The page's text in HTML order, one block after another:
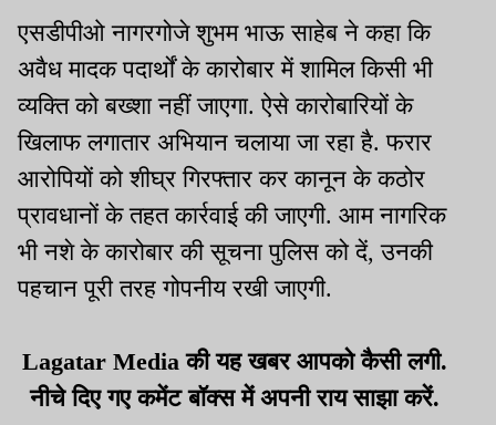
एसडीपीओ नागरगोजे शुभम भाऊ साहेब ने कहा कि
अवैध मादक पदार्थों के कारोबार में शामिल किसी भी
व्यक्ति को बख्शा नहीं जाएगा. ऐसे कारोबारियों के
खिलाफ लगातार अभियान चलाया जा रहा है. फरार
आरोपियों को शीघ्र गिरफ्तार कर कानून के कठोर
प्रावधानों के तहत कार्रवाई की जाएगी. आम नागरिक
भी नशे के कारोबार की सूचना पुलिस को दें, उनकी
पहचान पूरी तरह गोपनीय रखी जाएगी.
Lagatar Media की यह खबर आपको कैसी लगी.
नीचे दिए गए कमेंट बॉक्स में अपनी राय साझा करें.